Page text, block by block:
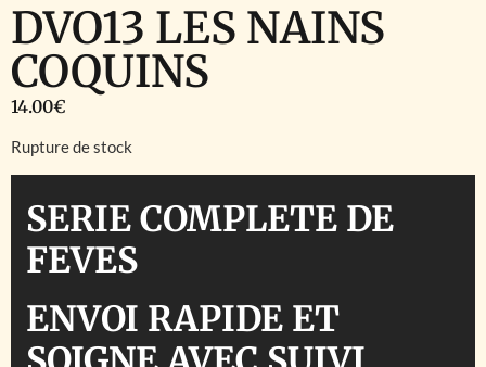
DVO13 LES NAINS
COQUINS
14.00€
Rupture de stock
SERIE COMPLETE DE
FEVES
ENVOI RAPIDE ET